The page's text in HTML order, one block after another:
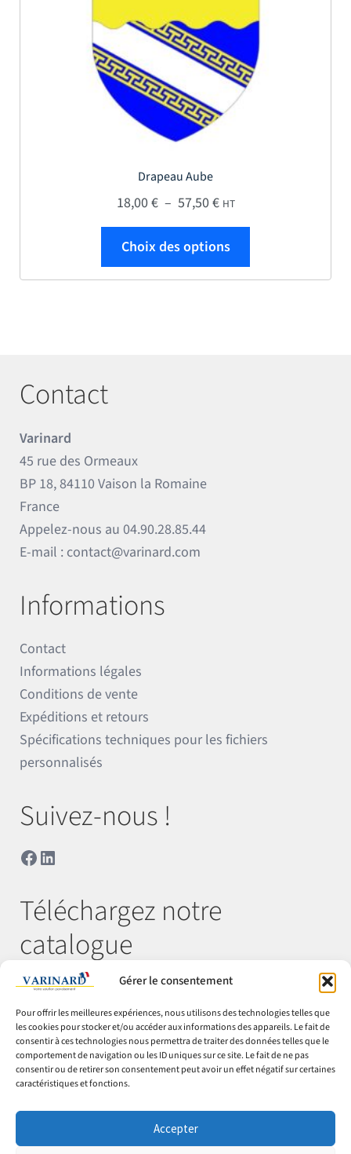
Gérer le consentement
Pour offrir les meilleures expériences, nous utilisons des technologies telles que
les cookies pour stocker et/ou accéder aux informations des appareils. Le fait de
consentir à ces technologies nous permettra de traiter des données telles que le
comportement de navigation ou les ID uniques sur ce site. Le fait de ne pas
consentir ou de retirer son consentement peut avoir un effet négatif sur certaines
caractéristiques et fonctions.
Accepter
Drapeau Aube
18,00€ – 57,50€Plage de prix : 18,00 €
HT
Choix des options
Contact
Varinard
45 rue des Ormeaux
BP 18, 84110 Vaison la Romaine
France
Appelez-nous au04.90.28.85.44
E-mail : contact@varinard.com
Informations
Contact
Informations légales
Conditions de vente
Expéditions et retours
Spécifications techniques pour les fichiers
personnalisés
Suivez-nous !
Facebook
LinkedIn
Téléchargez notre
catalogue
© Varinard 2026
Expéditions & retours